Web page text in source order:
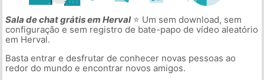
Sala de chat grátis em Herval⭐ Um sem download, sem
configuração e sem registro de bate-papo de vídeo aleatório
em Herval.
Basta entrar e desfrutar de conhecer novas pessoas ao
redor do mundo e encontrar novos amigos.